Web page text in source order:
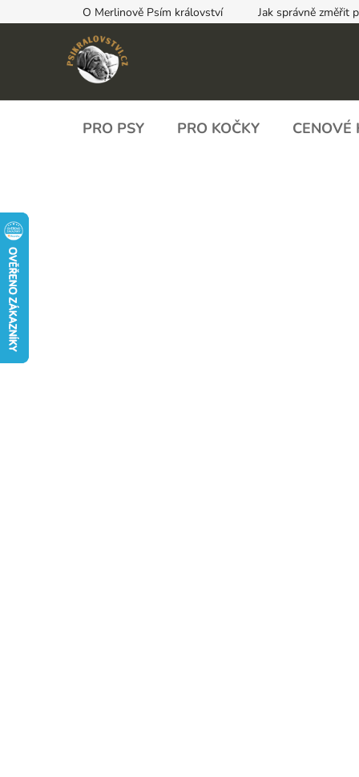
na
O Merlinově Psím království Jak správně změřit
PRO PSY PRO KOČKY CENOVÉ